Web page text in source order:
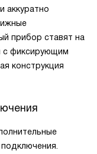
аккуратно
прибор ставят на
с фиксирующим
конструкция